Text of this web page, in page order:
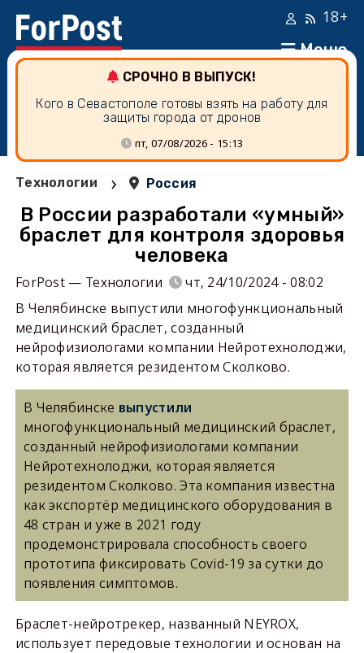
Меню
18+
СРОЧНО В ВЫПУСК!
Кого в Севастополе готовы взять на работу для
защиты города от дронов
пт, 07/08/2026 - 15:13
Технологии › Россия
В России разработали «умный»
браслет для контроля здоровья
человека
ForPost — Технологии
чт, 24/10/2024 - 08:02
В Челябинске выпустили многофункциональный
медицинский браслет, созданный
нейрофизиологами компании Нейротехнолоджи,
которая является резидентом Сколково.
В Челябинске выпустили
многофункциональный медицинский браслет,
созданный нейрофизиологами компании
Нейротехнолоджи, которая является
резидентом Сколково. Эта компания известна
как экспортёр медицинского оборудования в
48 стран и уже в 2021 году
продемонстрировала способность своего
прототипа фиксировать Covid-19 за сутки до
появления симптомов.
Браслет-нейротрекер, названный NEYROX,
использует передовые технологии и основан на